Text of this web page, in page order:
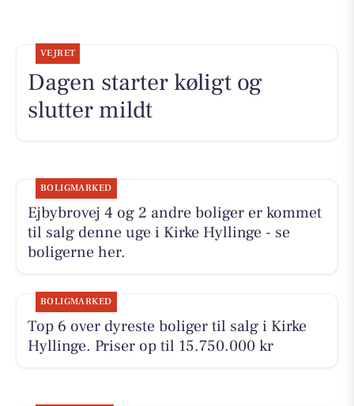
VEJRET
Dagen starter køligt og
slutter mildt
BOLIGMARKED
Ejbybrovej 4 og 2 andre boliger er kommet
til salg denne uge i Kirke Hyllinge - se
boligerne her.
BOLIGMARKED
Top 6 over dyreste boliger til salg i Kirke
Hyllinge. Priser op til 15.750.000 kr